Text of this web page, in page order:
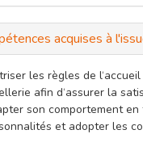
acquises à
les règles de
afin d‘assurer la
son comportement en
et adopter les